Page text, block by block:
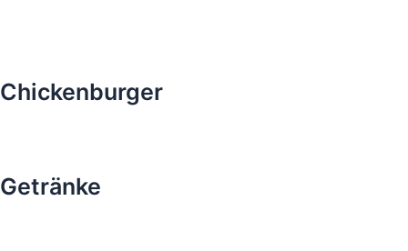
Chickenburger
Getränke